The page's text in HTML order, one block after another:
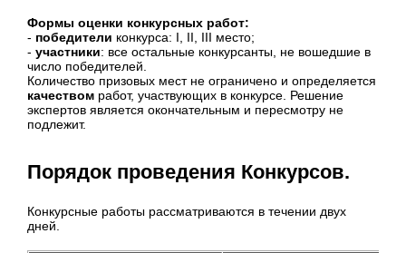
Формы оценки конкурсных работ:
- победители конкурса: I, II, III место;
- участники: все остальные конкурсанты, не вошедшие в
число победителей.
Количество призовых мест не ограничено и определяется
качеством работ, участвующих в конкурсе. Решение
экспертов является окончательным и пересмотру не
подлежит.
Порядок проведения Конкурсов.
Конкурсные работы рассматриваются в течении двух
дней.